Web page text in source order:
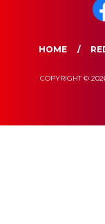
HOME
COPYRIGHT ©